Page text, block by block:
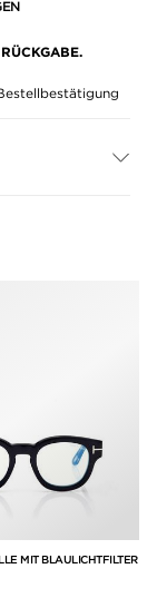
MIT BLAULICHTFILTER